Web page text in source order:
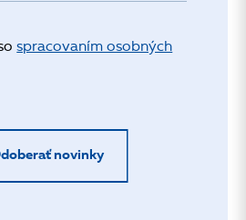
spracovaním osobných
novinky